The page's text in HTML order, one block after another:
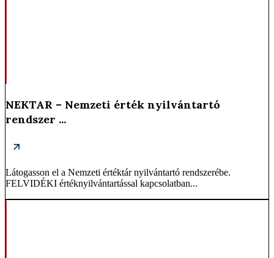
NEKTAR – Nemzeti érték nyilvántartó
rendszer ...
Látogasson el a Nemzeti értéktár nyilvántartó rendszerébe.
FELVIDÉKI értéknyilvántartással kapcsolatban...